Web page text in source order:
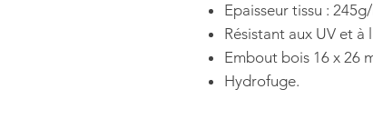
Epaisseur tissu :
Résistant aux UV et à
Embout bois 16 x 26
Hydrofuge.